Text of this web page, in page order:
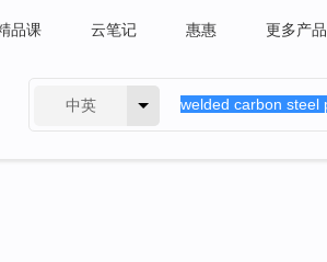
品课 云笔记 惠惠 更多产品
中英